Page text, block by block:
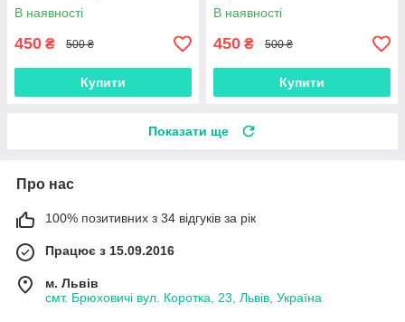
В наявності
450 ₴ 500 ₴
Купити
В наявності
450 ₴ 500 ₴
Купити
Показати ще
Про нас
100% позитивних з 34 відгуків за рік
Працює з 15.09.2016
м. Львів
смт. Брюховичі вул. Коротка, 23, Львів, Україна